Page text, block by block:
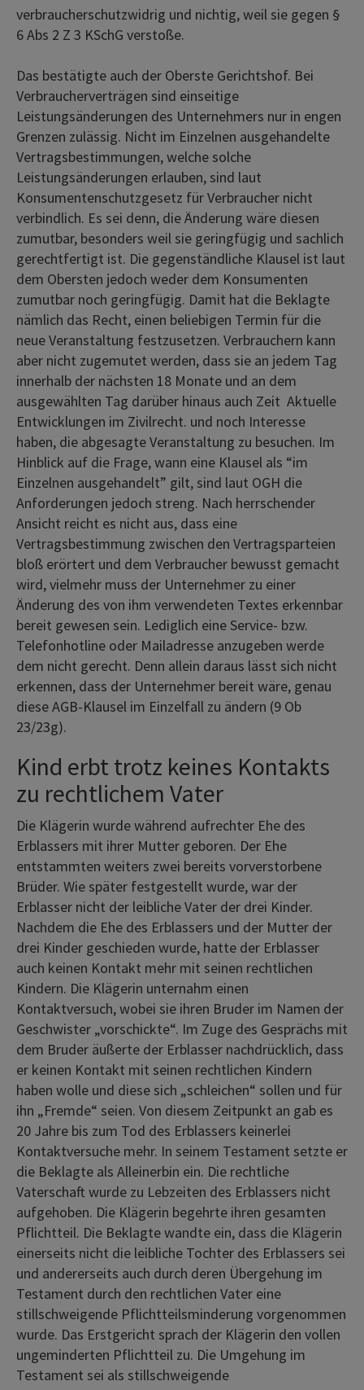
verbraucherschutzwidrig und nichtig, weil sie gegen §
6 Abs 2 Z 3 KSchG verstoße.
Das bestätigte auch der Oberste Gerichtshof. Bei
Verbraucherverträgen sind einseitige
Leistungsänderungen des Unternehmers nur in engen
Grenzen zulässig. Nicht im Einzelnen ausgehandelte
Vertragsbestimmungen, welche solche
Leistungsänderungen erlauben, sind laut
Konsumentenschutzgesetz für Verbraucher nicht
verbindlich. Es sei denn, die Änderung wäre diesen
zumutbar, besonders weil sie geringfügig und sachlich
gerechtfertigt ist. Die gegenständliche Klausel ist laut
dem Obersten jedoch weder dem Konsumenten
zumutbar noch geringfügig. Damit hat die Beklagte
nämlich das Recht, einen beliebigen Termin für die
neue Veranstaltung festzusetzen. Verbrauchern kann
aber nicht zugemutet werden, dass sie an jedem Tag
innerhalb der nächsten 18 Monate und an dem
ausgewählten Tag darüber hinaus auch Zeit Aktuelle
Entwicklungen im Zivilrecht. und noch Interesse
haben, die abgesagte Veranstaltung zu besuchen. Im
Hinblick auf die Frage, wann eine Klausel als “im
Einzelnen ausgehandelt” gilt, sind laut OGH die
Anforderungen jedoch streng. Nach herrschender
Ansicht reicht es nicht aus, dass eine
Vertragsbestimmung zwischen den Vertragsparteien
bloß erörtert und dem Verbraucher bewusst gemacht
wird, vielmehr muss der Unternehmer zu einer
Änderung des von ihm verwendeten Textes erkennbar
bereit gewesen sein. Lediglich eine Service- bzw.
Telefonhotline oder Mailadresse anzugeben werde
dem nicht gerecht. Denn allein daraus lässt sich nicht
erkennen, dass der Unternehmer bereit wäre, genau
diese AGB-Klausel im Einzelfall zu ändern (9 Ob
23/23g).
Kind erbt trotz keines Kontakts
zu rechtlichem Vater
Die Klägerin wurde während aufrechter Ehe des
Erblassers mit ihrer Mutter geboren. Der Ehe
entstammten weiters zwei bereits vorverstorbene
Brüder. Wie später festgestellt wurde, war der
Erblasser nicht der leibliche Vater der drei Kinder.
Nachdem die Ehe des Erblassers und der Mutter der
drei Kinder geschieden wurde, hatte der Erblasser
auch keinen Kontakt mehr mit seinen rechtlichen
Kindern. Die Klägerin unternahm einen
Kontaktversuch, wobei sie ihren Bruder im Namen der
Geschwister „vorschickte“. Im Zuge des Gesprächs mit
dem Bruder äußerte der Erblasser nachdrücklich, dass
er keinen Kontakt mit seinen rechtlichen Kindern
haben wolle und diese sich „schleichen“ sollen und für
ihn „Fremde“ seien. Von diesem Zeitpunkt an gab es
20 Jahre bis zum Tod des Erblassers keinerlei
Kontaktversuche mehr. In seinem Testament setzte er
die Beklagte als Alleinerbin ein. Die rechtliche
Vaterschaft wurde zu Lebzeiten des Erblassers nicht
aufgehoben. Die Klägerin begehrte ihren gesamten
Pflichtteil. Die Beklagte wandte ein, dass die Klägerin
einerseits nicht die leibliche Tochter des Erblassers sei
und andererseits auch durch deren Übergehung im
Testament durch den rechtlichen Vater eine
stillschweigende Pflichtteilsminderung vorgenommen
wurde. Das Erstgericht sprach der Klägerin den vollen
ungeminderten Pflichtteil zu. Die Umgehung im
Testament sei als stillschweigende